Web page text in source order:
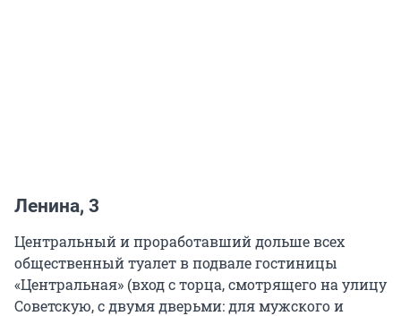
Ленина, 3
Центральный и проработавший дольше всех
общественный туалет в подвале гостиницы
«Центральная» (вход с торца, смотрящего на улицу
Советскую, с двумя дверьми: для мужского и